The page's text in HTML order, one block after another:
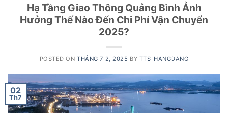
Hạ Tầng Giao Thông Quảng Bình Ảnh
Hưởng Thế Nào Đến Chi Phí Vận Chuyển
2025?
POSTED ONTHÁNG 7 2, 2025 BY TTS_HANGDANG
02
Th7